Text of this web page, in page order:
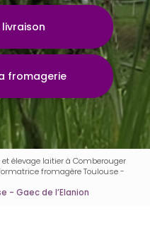
fromagerie
élevage laitier à Comberouger
fromagère Toulouse -
- Gaec de l’Elanion